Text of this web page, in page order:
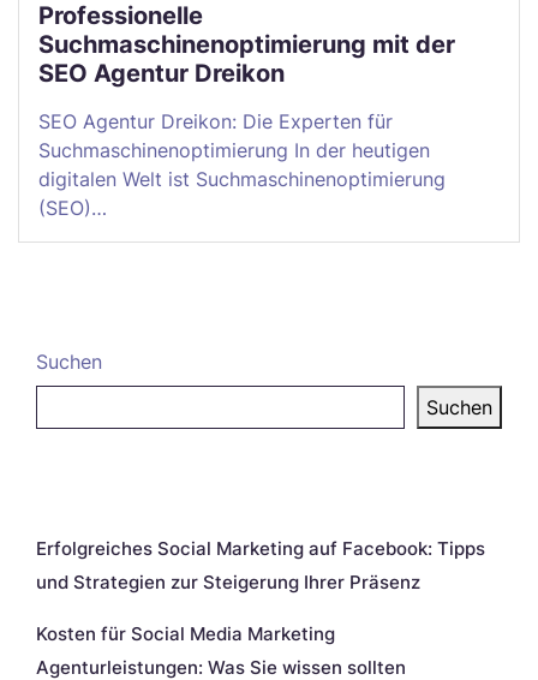
Professionelle
Suchmaschinenoptimierung mit der
SEO Agentur Dreikon
SEO Agentur Dreikon: Die Experten für
Suchmaschinenoptimierung In der heutigen
digitalen Welt ist Suchmaschinenoptimierung
(SEO)…
Suchen
Suchen
Erfolgreiches Social Marketing auf Facebook: Tipps
und Strategien zur Steigerung Ihrer Präsenz
Kosten für Social Media Marketing
Agenturleistungen: Was Sie wissen sollten